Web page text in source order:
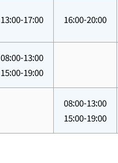
13:00-17:00 16:00-20:00
08:00-13:00
15:00-19:00
08:00-13:00
15:00-19:00